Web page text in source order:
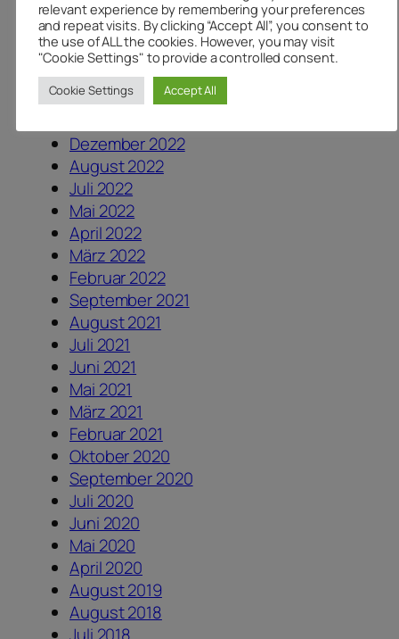
Mai 2024
März 2024
November 2023
August 2023
Juli 2023
Dezember 2022
August 2022
Juli 2022
Mai 2022
April 2022
März 2022
Februar 2022
September 2021
August 2021
Juli 2021
Juni 2021
Mai 2021
März 2021
Februar 2021
Oktober 2020
September 2020
Juli 2020
Juni 2020
Mai 2020
April 2020
August 2019
August 2018
relevant experience by remembering your preferences
and repeat visits. By clicking “Accept All”, you consent to
the use of ALL the cookies. However, you may visit
"Cookie Settings" to provide a controlled consent.
Cookie Settings Accept All